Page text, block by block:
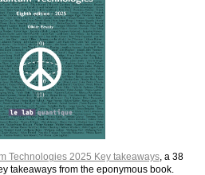
Technologies 2025 Key takeaways, a 38
takeaways from the eponymous book.